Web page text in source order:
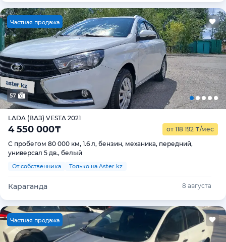
Частная продажа
57
LADA (ВАЗ) VESTA 2021
4 550 000₸ от 118 192 ₸/мес
С пробегом 80 000 км, 1.6 л, бензин, механика, передний,
универсал 5 дв., белый
От собственника Только на Aster.kz
Караганда 8 августа
Частная продажа